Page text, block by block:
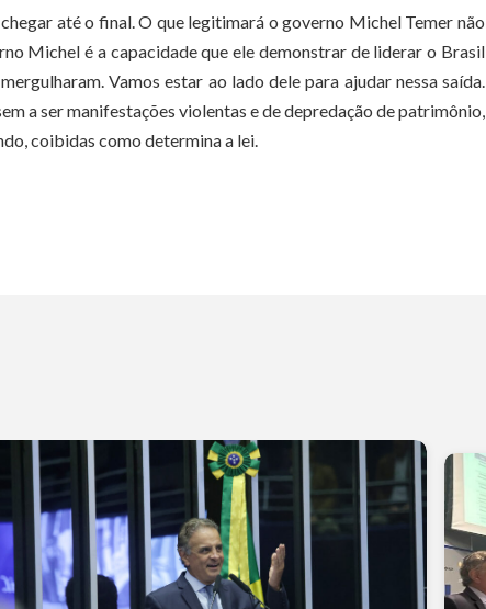
até o final. O que legitimará o governo Michel Temer não
Michel é a capacidade que ele demonstrar de liderar o Brasil
Vamos estar ao lado dele para ajudar nessa saída.
a ser manifestações violentas e de depredação de patrimônio,
coibidas como determina a lei.